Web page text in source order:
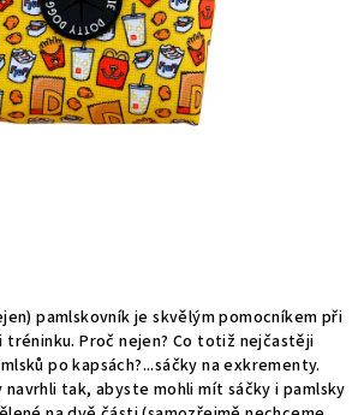
pamlskovník je skvělým pomocníkem při
tréninku. Proč nejen? Co totiž nejčastěji
po kapsách?...sáčky na exkrementy.
navrhli tak, abyste mohli mít sáčky i pamlsky